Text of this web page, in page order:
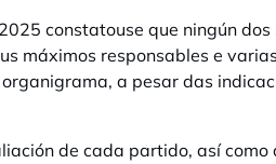
constatouse que ningún
máximos responsables e
a pesar das
de cada partido, así